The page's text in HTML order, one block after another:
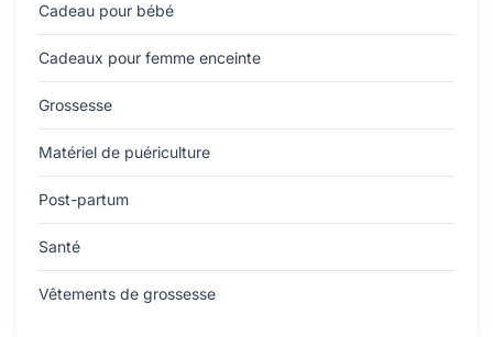
Cadeau pour bébé
Cadeaux pour femme enceinte
Grossesse
Matériel de puériculture
Post-partum
Santé
Vêtements de grossesse